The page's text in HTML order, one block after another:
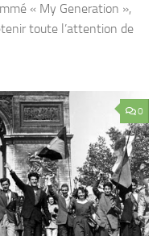
« My Generation »,
toute l’attention de
0